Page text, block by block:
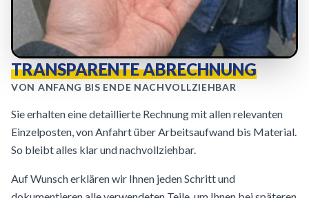
TRANSPARENTE ABRECHNUNG
VON ANFANG BIS ENDE NACHVOLLZIEHBAR
Sie erhalten eine detaillierte Rechnung mit allen relevanten
Einzelposten, von Anfahrt über Arbeitsaufwand bis Material.
So bleibt alles klar und nachvollziehbar.
Auf Wunsch erklären wir Ihnen jeden Schritt und